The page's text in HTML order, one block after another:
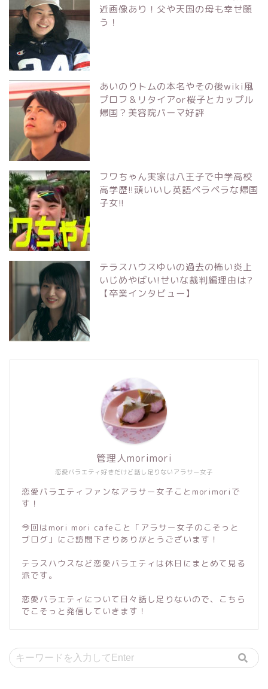
近画像あり！父や天国の母も幸せ願
う！
あいのりトムの本名やその後wiki風
プロフ＆リタイアor桜子とカップル
帰国？美容院パーマ好評
フワちゃん実家は八王子で中学高校
高学歴!!頭いいし英語ペラペラな帰国
子女!!
テラスハウスゆいの過去の怖い炎上
いじめやばい!せいな裁判編理由は?
【卒業インタビュー】
恋愛バラエティ好きだけど話し足りないアラサー女子
管理人morimori
恋愛バラエティファンなアラサー女子ことmorimoriで
す！
今回はmori mori cafeこと「アラサー女子のこそっと
ブログ」にご訪問下さりありがとうございます！
テラスハウスなど恋愛バラエティは休日にまとめて見る
派です。
恋愛バラエティについて日々話し足りないので、こちら
でこそっと発信していきます！